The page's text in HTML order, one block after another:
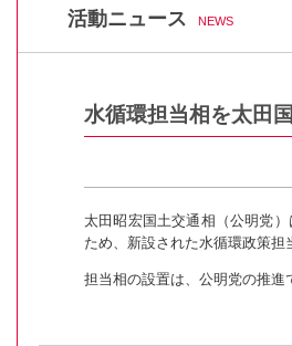
活動ニュース NEWS
水循環担当相を太田
太田昭宏国土交通相（公明党
ため、新設された水循環政策
担当相の設置は、公明党の推